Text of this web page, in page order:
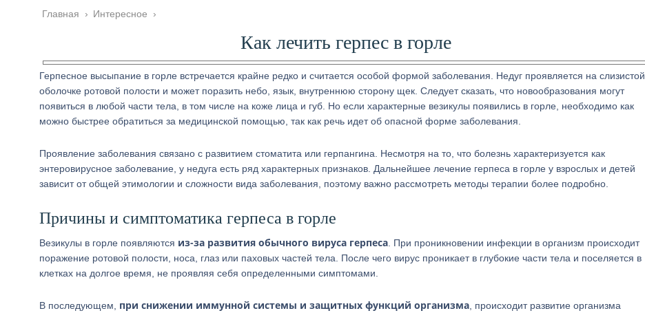
Главная › Интересное ›
Как лечить герпес в горле
Герпесное высыпание в горле встречается крайне редко и считается особой формой заболевания. Недуг проявляется на слизистой
оболочке ротовой полости и может поразить небо, язык, внутреннюю сторону щек. Следует сказать, что новообразования могут
появиться в любой части тела, в том числе на коже лица и губ. Но если характерные везикулы появились в горле, необходимо как
можно быстрее обратиться за медицинской помощью, так как речь идет об опасной форме заболевания.
Проявление заболевания связано с развитием стоматита или герпангина. Несмотря на то, что болезнь характеризуется как
энтеровирусное заболевание, у недуга есть ряд характерных признаков. Дальнейшее лечение герпеса в горле у взрослых и детей
зависит от общей этимологии и сложности вида заболевания, поэтому важно рассмотреть методы терапии более подробно.
Причины и симптоматика герпеса в горле
Везикулы в горле появляются из-за развития обычного вируса герпеса . При проникновении инфекции в организм происходит
поражение ротовой полости, носа, глаз или паховых частей тела. После чего вирус проникает в глубокие части тела и поселяется в
клетках на долгое время, не проявляя себя определенными симптомами.
В последующем, при снижении иммунной системы и защитных функций организма , происходит развитие организма